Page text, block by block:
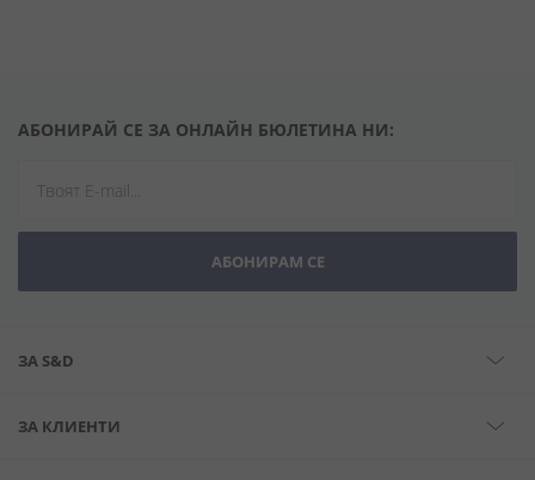
АБОНИРАЙ СЕ ЗА ОНЛАЙН БЮЛЕТИНА НИ:
АБОНИРАМ СЕ
ЗА S&D
ЗА КЛИЕНТИ